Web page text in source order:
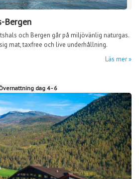
Bergen
och Bergen går på miljövänlig naturgas.
mat, taxfree och live underhållning.
Läs mer
dag 4 - 6